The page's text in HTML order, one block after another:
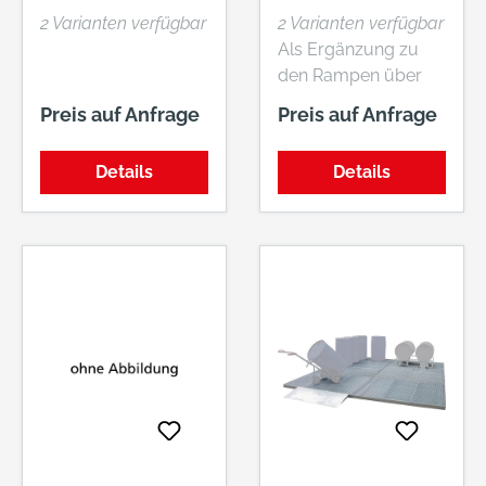
DURCH
LINSENKOPFSCH
2 Varianten verfügbar
Preis auf Anfrage
Details
2 Varianten verfügbar
Als Ergänzung zu
den Rampen über
Preis auf Anfrage
Details